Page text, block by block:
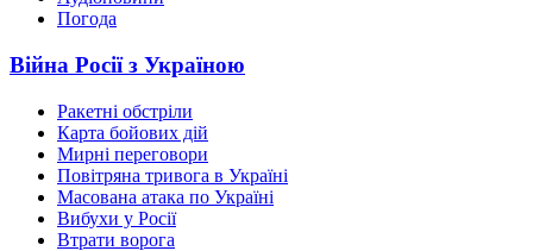
Погода
Війна Росії з Україною
Ракетні обстріли
Карта бойових дій
Мирні переговори
Повітряна тривога в Україні
Масована атака по Україні
Вибухи у Росії
Втрати ворога